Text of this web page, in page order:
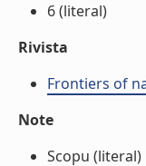
6 (literal)
Rivista
Frontiers of
Note
Scopu (literal)